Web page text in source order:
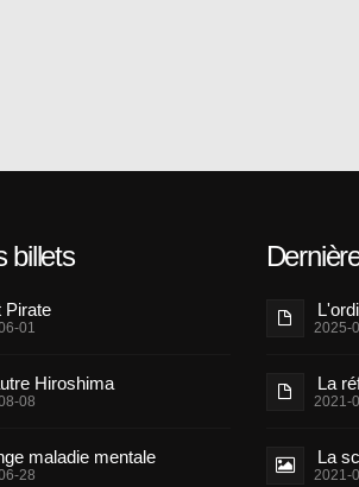
billets
Pirate
01
Hiroshima
08
maladie mentale
28
2025-
La
2021-
La
2021-